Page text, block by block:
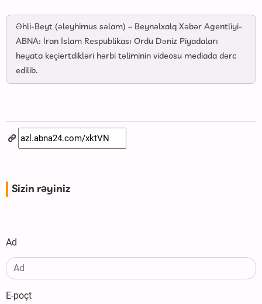
Əhli-Beyt (əleyhimus səlam) – Beynəlxalq Xəbər Agentliyi-
ABNA: İran İslam Respublikası Ordu Dəniz Piyadaları
həyata keçiertdikləri hərbi təliminin videosu mediada dərc
edilib.
Sizin rəyiniz
Ad
E-poçt